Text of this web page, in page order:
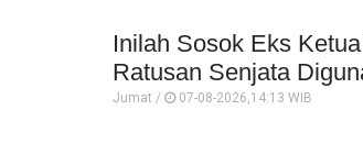
Inilah Sosok Eks
Ratusan Senjata
Jumat / 07-08-2026,14:13 WIB